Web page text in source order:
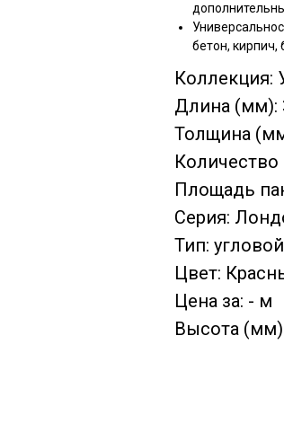
бетон, кирпич,
Коллекция:
Длина (мм):
Толщина
Количество
Площадь
Серия:
Тип:
Цвет:
Цена за: - м
Высота